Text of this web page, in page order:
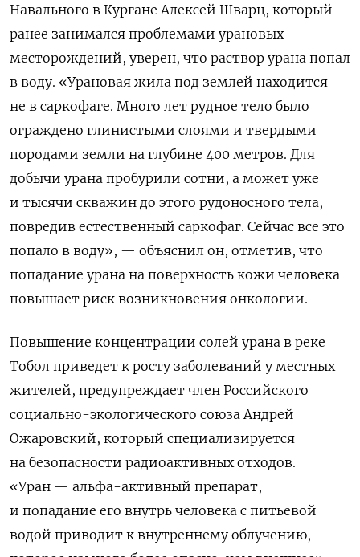
Навального в Кургане Алексей Шварц, который
ранее занимался проблемами урановых
месторождений, уверен, что раствор урана попал
в воду. «Урановая жила под землей находится
не в саркофаге. Много лет рудное тело было
ограждено глинистыми слоями и твердыми
породами земли на глубине 400 метров. Для
добычи урана пробурили сотни, а может уже
и тысячи скважин до этого рудоносного тела,
повредив естественный саркофаг. Сейчас все это
попало в воду», — объяснил он, отметив, что
попадание урана на поверхность кожи человека
повышает риск возникновения онкологии.
Повышение концентрации солей урана в реке
Тобол приведет к росту заболеваний у местных
жителей, предупреждает член Российского
социально-экологического союза Андрей
Ожаровский, который специализируется
на безопасности радиоактивных отходов.
«Уран — альфа-активный препарат,
и попадание его внутрь человека с питьевой
водой приводит к внутреннему облучению,